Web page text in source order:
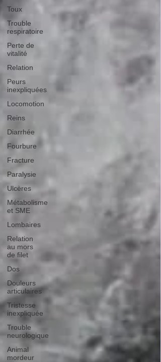
Toux
Trouble
respiratoire
Perte de
vitalité
Relation
Peurs
inexpliquées
Locomotion
Reins
Diarrhée
Fourbure
Fracture
Paralysie
Ulcères
Métabolisme
et SME
Lombaires
Relation
au mors
de filet
Dos
Douleurs
articulaires
Tristesse
inexpliquée
Trouble
neurologique
Animal
mordeur